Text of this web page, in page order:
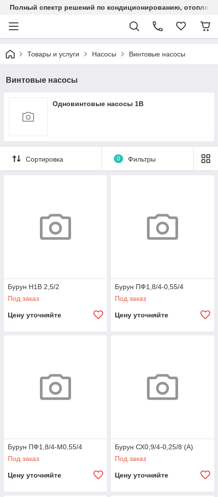
Полный спектр решений по кондиционированию,
Товары и услуги Насосы Винтовые насосы
Винтовые насосы
Одновинтовые насосы 1В
Сортировка 0 Фильтры
Бурун Н1В 2,5/2
Под заказ
Цену уточняйте
Бурун ПФ1,8/4-0,55/4
Под заказ
Цену уточняйте
Бурун ПФ1,8/4-М0,55/4
Под заказ
Цену уточняйте
Бурун СХ0,9/4-0,25/8 (А)
Под заказ
Цену уточняйте